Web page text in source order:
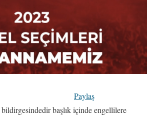
Paylaş
başlık içinde engellilere